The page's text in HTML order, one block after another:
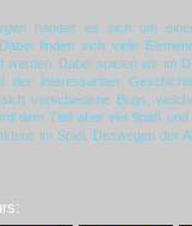
handelt es sich um
finden sich viele
werden. Dabei spielen wir im
der interessanten
verschiedene Bugs,
dem Titel aber viel Spaß
im Spiel. Deswegen der